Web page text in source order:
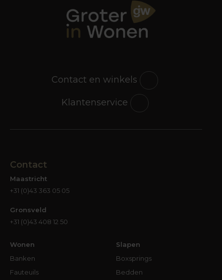
Contact en winkels
Klantenservice
Contact
Maastricht
+31 (0)43 363 05 05
Gronsveld
+31 (0)43 408 12 50
Wonen
Banken
Fauteuils
Slapen
Boxsprings
Bedden